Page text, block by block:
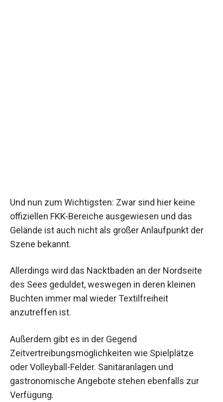
Und nun zum Wichtigsten: Zwar sind hier keine
offiziellen FKK-Bereiche ausgewiesen und das
Gelände ist auch nicht als großer Anlaufpunkt der
Szene bekannt.
Allerdings wird das Nacktbaden an der Nordseite
des Sees geduldet, weswegen in deren kleinen
Buchten immer mal wieder Textilfreiheit
anzutreffen ist.
Außerdem gibt es in der Gegend
Zeitvertreibungsmöglichkeiten wie Spielplätze
oder Volleyball-Felder. Sanitäranlagen und
gastronomische Angebote stehen ebenfalls zur
Verfügung.